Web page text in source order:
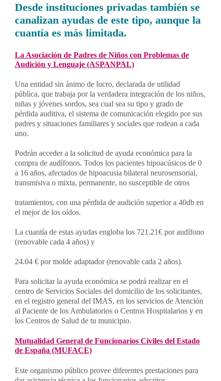
Desde instituciones privadas también se
canalizan ayudas de este tipo, aunque la
cuantía es más limitada.
La Asociación de Padres de Niños con Problemas de
Audición y Lenguaje (ASPANPAL)
Una entidad sin ánimo de lucro, declarada de utilidad
pública, que trabaja por la verdadera integración de los niños,
niñas y jóvenes sordos, sea cual sea su tipo y grado de
pérdida auditiva, el sistema de comunicación elegido por sus
padres y situaciones familiares y sociales que rodean a cada
uno.
Podrán acceder a la solicitud de ayuda económica para la
compra de audífonos. Todos los pacientes hipoacúsicos de 0
a 16 años, afectados de hipoacusia bilateral neurosensorial,
transmisiva o mixta, permanente, no susceptible de otros
tratamientos, con una pérdida de audición superior a 40db en
el mejor de los oídos.
La cuantía de estas ayudas engloba los 721.21€ por audífono
(renovable cada 4 años) y
24.04 € por molde adaptador (renovable cada 2 años).
Para solicitar la ayuda económica se podrá realizar en el
centro de Servicios Sociales del domicilio de los solicitantes,
en el registro general del IMAS, en los servicios de Atención
al Paciente de los Ambulatorios o Centros Hospitalarios y en
los Centros de Salud de tu municipio.
Mutualidad General de Funcionarios Civiles del Estado
de España (MUFACE)
Este organismo público provee diferentes prestaciones para